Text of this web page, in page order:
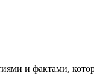
и фактами,